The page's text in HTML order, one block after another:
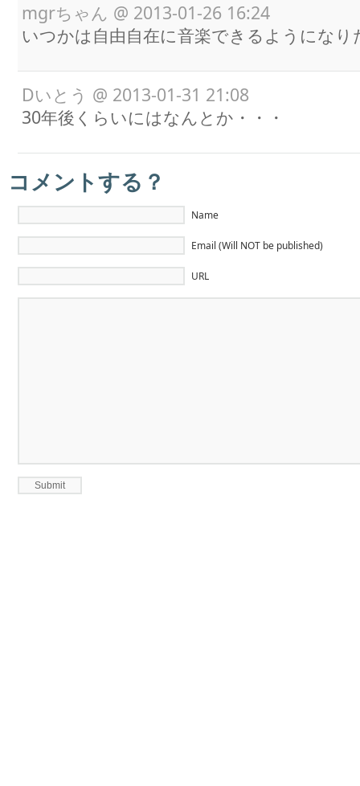
mgrちゃん @ 2013-01-26 16:24
いつかは自由自在に音楽できるようになり
Dいとう @ 2013-01-31 21:08
30年後くらいにはなんとか・・・
コメントする？
Name
Email (Will NOT be published)
URL